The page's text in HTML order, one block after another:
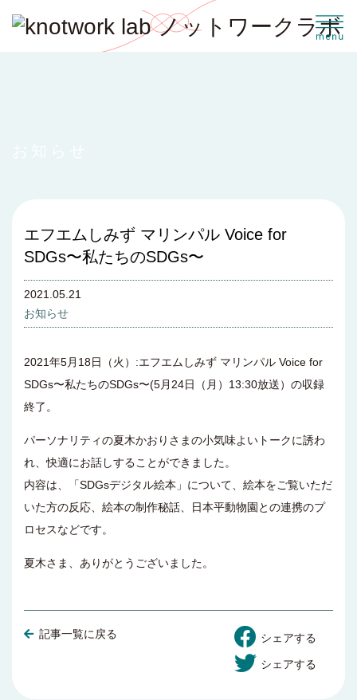
エフエムしみず マリンパル Voice for
SDGs〜私たちのSDGs〜
2021.05.21
お知らせ
2021年5月18日（火）:エフエムしみず マリンパル Voice for
SDGs〜私たちのSDGs〜(5月24日（月）13:30放送）の収録
終了。
パーソナリティの夏木かおりさまの小気味よいトークに誘わ
れ、快適にお話しすることができました。
内容は、「SDGsデジタル絵本」について、絵本をご覧いただ
いた方の反応、絵本の制作秘話、日本平動物園との連携のプ
ロセスなどです。
夏木さま、ありがとうございました。
記事一覧に戻る シェアする
シェアする